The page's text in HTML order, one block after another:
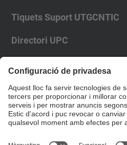
Tiquets Suport UTGCNTIC
Directori UPC
Llista Xarxes